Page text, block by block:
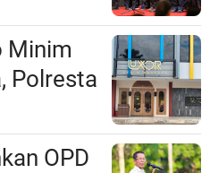
Minim
Polresta
Hukum
OPD